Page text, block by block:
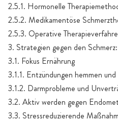
2.5.1. Hormonelle
2.5.2. Medikamentöse
2.5.3. Operative
3. Strategien gegen den
3.1. Fokus Ernährung
3.1.1. Entzündungen hemmen
3.1.2. Darmprobleme und
3.2. Aktiv werden gegen
3.3. Stressreduzierende